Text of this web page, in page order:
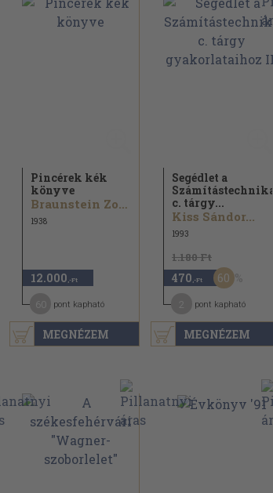
MEGNÉZEM
Pincérek kék
könyve
Braunstein Zoltán...
1938
12.000 ,-Ft
pont kapható
MEGNÉZEM
Segédlet a
Számítástechnika
c. tárgy...
Kiss Sándor...
1993
1.180 Ft
470 ,-Ft 60
pont kapható